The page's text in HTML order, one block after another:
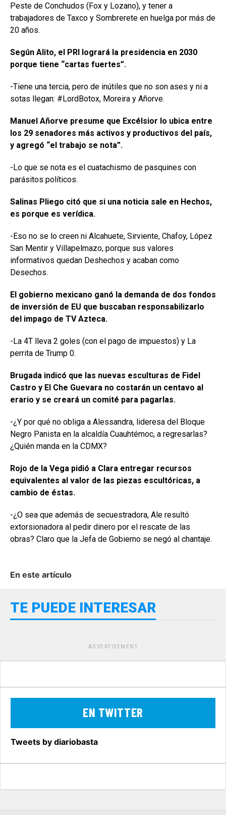
Peste de Conchudos (Fox y Lozano), y tener a
trabajadores de Taxco y Sombrerete en huelga por más de
20 años.
Según Alito, el PRI logrará la presidencia en 2030
porque tiene “cartas fuertes”.
-Tiene una tercia, pero de inútiles que no son ases y ni a
sotas llegan: #LordBotox, Moreira y Añorve.
Manuel Añorve presume que Excélsior lo ubica entre
los 29 senadores más activos y productivos del país,
y agregó “el trabajo se nota”.
-Lo que se nota es el cuatachismo de pasquines con
parásitos políticos.
Salinas Pliego citó que si una noticia sale en Hechos,
es porque es verídica.
-Eso no se lo creen ni Alcahuete, Sirviente, Chafoy, López
San Mentir y Villapelmazo, porque sus valores
informativos quedan Deshechos y acaban como
Desechos.
El gobierno mexicano ganó la demanda de dos fondos
de inversión de EU que buscaban responsabilizarlo
del impago de TV Azteca.
-La 4T lleva 2 goles (con el pago de impuestos) y La
perrita de Trump 0.
Brugada indicó que las nuevas esculturas de Fidel
Castro y El Che Guevara no costarán un centavo al
erario y se creará un comité para pagarlas.
-¿Y por qué no obliga a Alessandra, lideresa del Bloque
Negro Panista en la alcaldía Cuauhtémoc, a regresarlas?
¿Quién manda en la CDMX?
Rojo de la Vega pidió a Clara entregar recursos
equivalentes al valor de las piezas escultóricas, a
cambio de éstas.
-¿O sea que además de secuestradora, Ale resultó
extorsionadora al pedir dinero por el rescate de las
obras? Claro que la Jefa de Gobierno se negó al chantaje.
En este artículo
TE PUEDE INTERESAR
ADVERTISEMENT
EN TWITTER
Tweets by diariobasta